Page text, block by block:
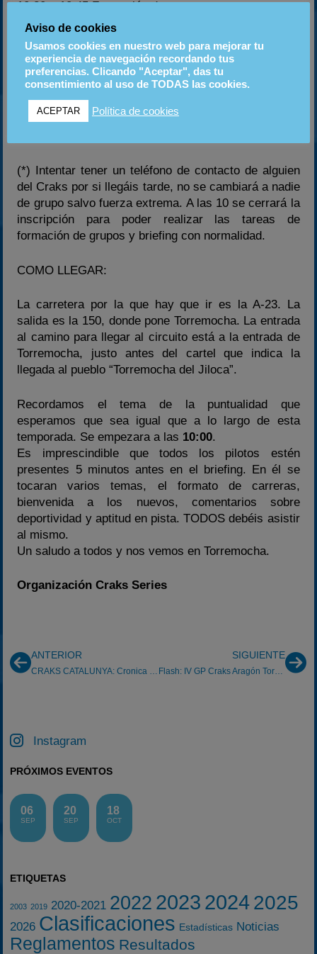
10:30 – 10:45 Formación de grupos
10:45 – 11:00 Briefing
11:20 – 11:35 Crono B
11:50 – 12:05 Pre-Final A
12:10 – 12:25 Pre-Final B
12:45 – 13:05 Final B
13:10 – 13:30 Final A
(*) Intentar tener un teléfono de contacto de alguien
del Craks por si llegáis tarde, no se cambiará a nadie
de grupo salvo fuerza extrema. A las 10 se cerrará la
inscripción para poder realizar las tareas de
formación de grupos y briefing con normalidad.
COMO LLEGAR:
La carretera por la que hay que ir es la A-23. La
salida es la 150, donde pone Torremocha. La entrada
al camino para llegar al circuito está a la entrada de
Torremocha, justo antes del cartel que indica la
llegada al pueblo “Torremocha del Jiloca”.
Recordamos el tema de la puntualidad que
esperamos que sea igual que a lo largo de esta
temporada. Se empezara a las 10:00.
Es imprescindible que todos los pilotos estén
presentes 5 minutos antes en el briefing. En él se
tocaran varios temas, el formato de carreras,
bienvenida a los nuevos, comentarios sobre
deportividad y aptitud en pista. TODOS debéis asistir
al mismo.
Un saludo a todos y nos vemos en Torremocha.
Organización Craks Series
ANTERIOR SIGUIENTE
Flash: IV GP Craks Aragón Torremocha 6/5/2012
Instagram
PRÓXIMOS EVENTOS
06
SEP
20
SEP
18
OCT
ETIQUETAS
2003 2019 2020-2021 2022 2023 20242025
2026 Clasificaciones Estadísticas Noticias
Reglamentos Resultados
Aviso de cookies
Usamos cookies en nuestro web para mejorar tu
experiencia de navegación recordando tus
preferencias. Clicando "Aceptar", das tu
consentimiento al uso de TODAS las cookies.
ACEPTAR Política de cookies